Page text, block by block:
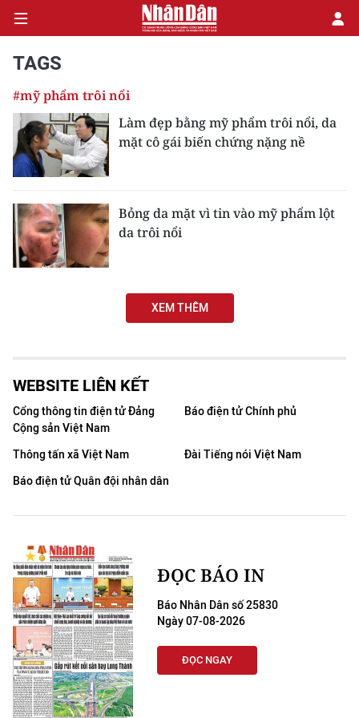
CHÍNH TRỊ
KINH TẾ
XÃ HỘI
PHÁP LUẬT
THỂ THAO
GIÁO DỤC
Y TẾ
BẠN ĐỌC
KIỂM CHỨNG THÔNG TIN
TRI THỨC CHUYÊN SÂU
54 DÂN TỘC VIỆT NAM
TAGS
#mỹ phẩm trôi nổi
Làm đẹp bằng mỹ phẩm trôi nổi, da
mặt cô gái biến chứng nặng nề
Bỏng da mặt vì tin vào mỹ phẩm lột
da trôi nổi
XEM THÊM
WEBSITE LIÊN KẾT
Cổng thông tin điện tử Đảng
Cộng sản Việt Nam
Báo điện tử Chính phủ
Thông tấn xã Việt Nam
Đài Tiếng nói Việt Nam
Báo điện tử Quân đội nhân dân
ĐỌC BÁO IN
Báo Nhân Dân số 25830
Ngày 07-08-2026
ĐỌC NGAY